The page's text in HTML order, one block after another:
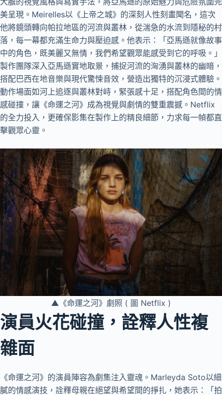
美呈現。Meirelles以《上帝之城》的深刻人性刻畫聞名，這次
他將鏡頭轉向帕拉地區的河流與叢林，從湍急的水流到隱秘的村
落，每一幕都充滿生命力與壓迫感。他表示：「亞馬遜就像故事
中的角色，既美麗又無情，我們希望觀眾能感受到它的呼吸。」
製作團隊深入亞馬遜實地取景，捕捉河流的洶湧與叢林的幽暗，
搭配巴西在地音樂與現代驚悚音效，營造出獨特的沉浸式體驗。
動作場面如河上追逐與叢林對峙，緊張感十足，搭配角色間的情
感碰撞，讓《命運之河》成為視覺與劇情的雙重震撼。Netflix
的全力投入，更確保影集在製作上的精良細節，力求每一幀都直
擊觀眾心靈。
▲《命運之河》劇照 ( 圖 Netflix )
演員火花碰撞，詮釋人性複
雜面
《命運之河》的演員陣容為劇集注入靈魂。Marleyda Soto以細
膩的情感演技，詮釋母親在絕望與希望間的掙扎，她表示：「拍